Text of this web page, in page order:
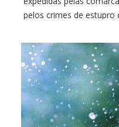
pelos crimes de estupro
tomar conhecimento